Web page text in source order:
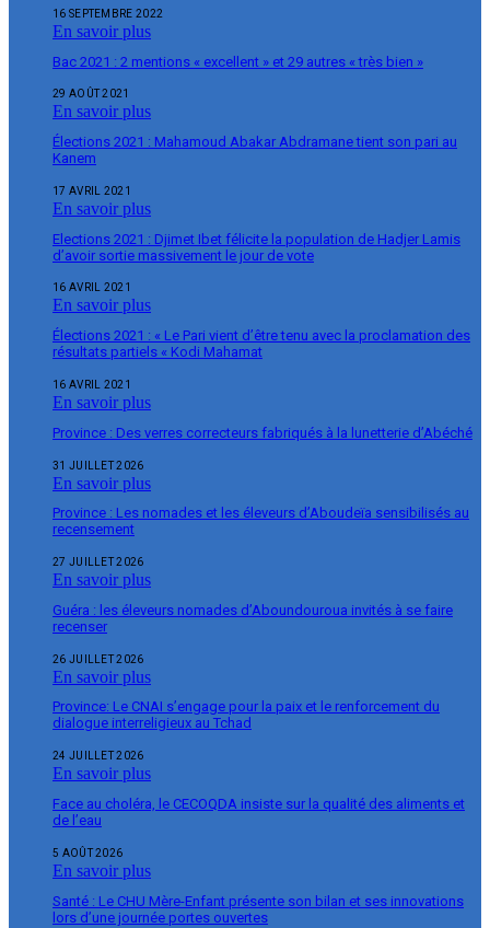
16 SEPTEMBRE 2022
En savoir plus
Bac 2021 : 2 mentions « excellent » et 29 autres « très bien »
29 AOÛT 2021
En savoir plus
Élections 2021 : Mahamoud Abakar Abdramane tient son pari au
Kanem
17 AVRIL 2021
En savoir plus
Elections 2021 : Djimet Ibet félicite la population de Hadjer Lamis
d’avoir sortie massivement le jour de vote
16 AVRIL 2021
En savoir plus
Élections 2021 : « Le Pari vient d’être tenu avec la proclamation des
résultats partiels « Kodi Mahamat
16 AVRIL 2021
En savoir plus
Province : Des verres correcteurs fabriqués à la lunetterie d’Abéché
31 JUILLET 2026
En savoir plus
Province : Les nomades et les éleveurs d’Aboudeïa sensibilisés au
recensement
27 JUILLET 2026
En savoir plus
Guéra : les éleveurs nomades d’Aboundouroua invités à se faire
recenser
26 JUILLET 2026
En savoir plus
Province: Le CNAI s’engage pour la paix et le renforcement du
dialogue interreligieux au Tchad
24 JUILLET 2026
En savoir plus
Face au choléra, le CECOQDA insiste sur la qualité des aliments et
de l’eau
5 AOÛT 2026
En savoir plus
Santé : Le CHU Mère-Enfant présente son bilan et ses innovations
lors d’une journée portes ouvertes